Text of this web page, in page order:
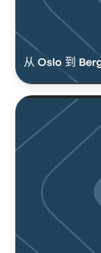
从 Oslo 到